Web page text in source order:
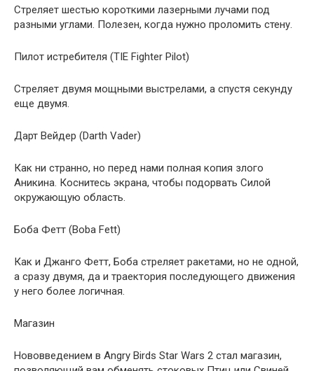
Стреляет шестью короткими лазерными лучами под
разными углами. Полезен, когда нужно проломить стену.
Пилот истребителя (TIE Fighter Pilot)
Стреляет двумя мощными выстрелами, а спустя секунду
еще двумя.
Дарт Вейдер (Darth Vader)
Как ни странно, но перед нами полная копия злого
Аникина. Коснитесь экрана, чтобы подорвать Силой
окружающую область.
Боба Фетт (Boba Fett)
Как и Джанго Фетт, Боба стреляет ракетами, но не одной,
а сразу двумя, да и траектория последующего движения
у него более логичная.
Магазин
Нововведением в Angry Birds Star Wars 2 стал магазин,